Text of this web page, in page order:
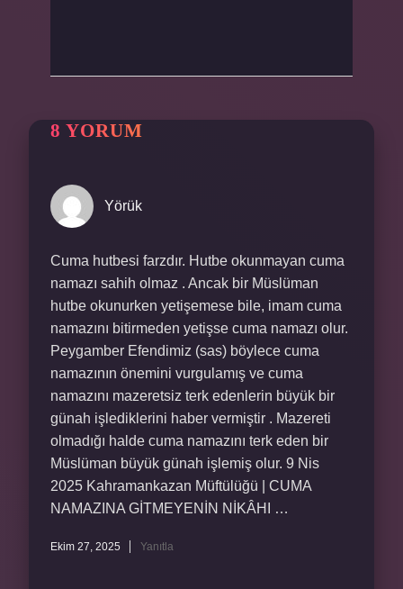
8 YORUM
Yörük
Cuma hutbesi farzdır. Hutbe okunmayan cuma
namazı sahih olmaz . Ancak bir Müslüman
hutbe okunurken yetişemese bile, imam cuma
namazını bitirmeden yetişse cuma namazı olur.
Peygamber Efendimiz (sas) böylece cuma
namazının önemini vurgulamış ve cuma
namazını mazeretsiz terk edenlerin büyük bir
günah işlediklerini haber vermiştir . Mazereti
olmadığı halde cuma namazını terk eden bir
Müslüman büyük günah işlemiş olur. 9 Nis
2025 Kahramankazan Müftülüğü | CUMA
NAMAZINA GİTMEYENİN NİKÂHI …
Ekim 27, 2025 Yanıtla